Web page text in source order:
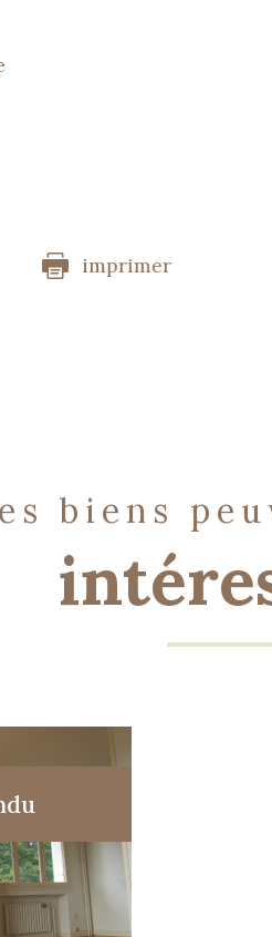
imprimer
ces biens